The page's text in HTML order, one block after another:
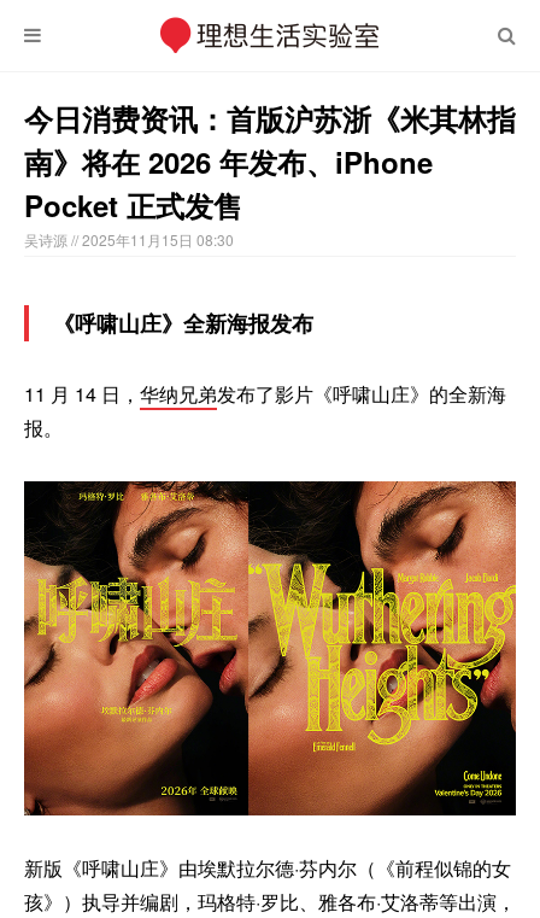
今日消费资讯：首版沪苏浙《米其林指
南》将在 2026 年发布、iPhone
Pocket 正式发售
吴诗源 // 2025年11月15日 08:30
《呼啸山庄》全新海报发布
11 月 14 日， 华纳兄弟发布了影片《呼啸山庄》的全新海
报。
新版《呼啸山庄》由埃默拉尔德·芬内尔（《前程似锦的女
孩》）执导并编剧，玛格特·罗比、雅各布·艾洛蒂等出演，